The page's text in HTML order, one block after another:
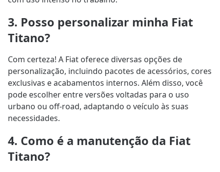
3. Posso personalizar minha Fiat
Titano?
Com certeza! A Fiat oferece diversas opções de
personalização, incluindo pacotes de acessórios, cores
exclusivas e acabamentos internos. Além disso, você
pode escolher entre versões voltadas para o uso
urbano ou off-road, adaptando o veículo às suas
necessidades.
4. Como é a manutenção da Fiat
Titano?